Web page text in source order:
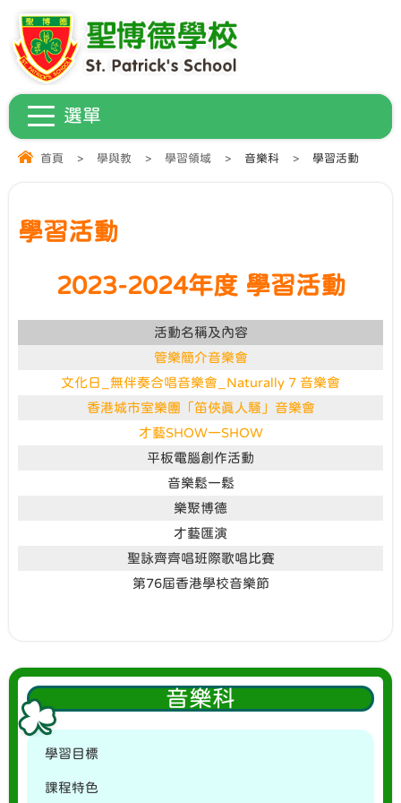
首頁 > 學與教 > 學習領域 > 音樂科 > 學習活動
學習活動
2023-2024年度 學習活動
活動名稱及內容
管樂簡介音樂會
文化日_無伴奏合唱音樂會_Naturally 7 音樂會
香港城市室樂團「笛俠真人騷」音樂會
才藝SHOW一SHOW
平板電腦創作活動
音樂鬆一鬆
樂聚博德
才藝匯演
聖詠齊齊唱班際歌唱比賽
第76屆香港學校音樂節
音樂科
學習目標
課程特色